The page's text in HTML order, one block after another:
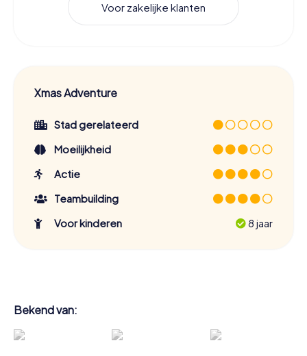
Voor zakelijke klanten
Xmas Adventure
Stad gerelateerd
Moeilijkheid
Actie
Teambuilding
Voor kinderen
8 jaar
Bekend van: